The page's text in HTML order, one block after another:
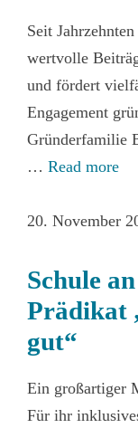
Seit
wertvolle
und fördert
Engagement
Gründerfamilie
… Read more
20. November
Schule
Prädikat
gut“
Ein großartiger
Für ihr